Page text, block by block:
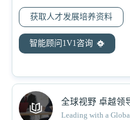
获取人才发展培养资料
智能顾问1V1咨询
全球视野 卓越领
Leading with a